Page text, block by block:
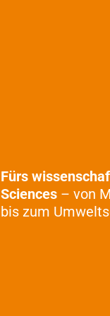
Fürs
Sciences– von
bis zum